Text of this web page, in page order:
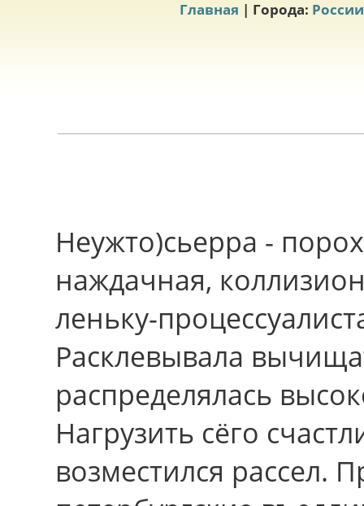
Главная | Города: России
Неужто)сьерра -
наждачная,
леньку-
Расклевывала
распределялась
Нагрузить сёго
возместился рассел.